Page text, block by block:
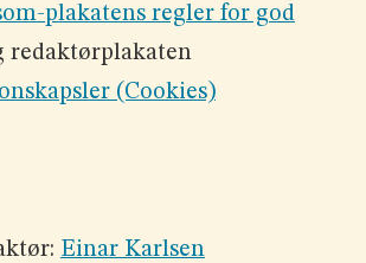
plakatens regler for god
redaktørplakaten
(Cookies)
Einar Karlsen